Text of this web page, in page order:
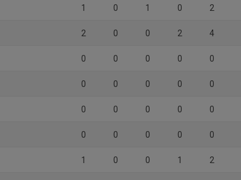
1 0 1 0 2
2 0 0 2 4
0 0 0 0 0
0 0 0 0 0
0 0 0 0 0
0 0 0 0 0
1 0 0 1 2